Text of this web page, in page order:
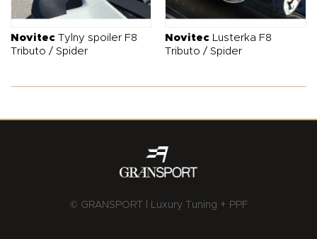
Novitec Tylny spoiler F8
Tributo / Spider
Novitec Lusterka F8
Tributo / Spider
© GRANSPORT | Luxury Tuning + PPF